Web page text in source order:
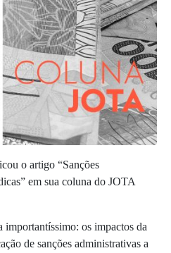
o artigo “Sanções
em sua coluna do JOTA
importantíssimo: os impactos da
de sanções administrativas a